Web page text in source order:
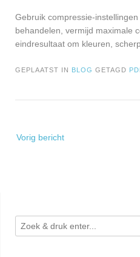
Gebruik compressie-
behandelen, vermijd maximale
eindresultaat om kleuren,
GEPLAATST IN BLOG GETAGD
navigatie
Vorig bericht